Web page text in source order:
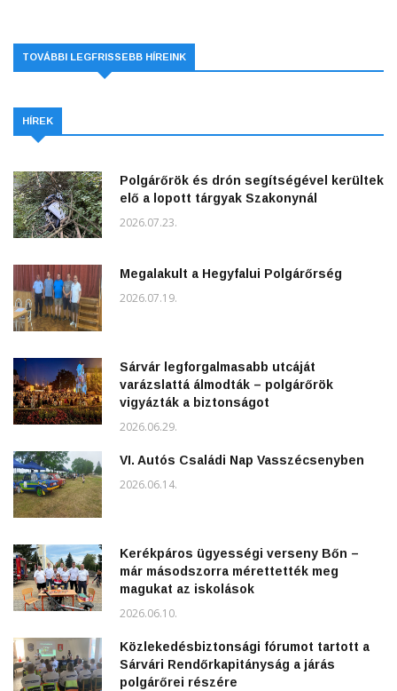
TOVÁBBI LEGFRISSEBB HÍREINK
HÍREK
Polgárőrök és drón segítségével kerültek
elő a lopott tárgyak Szakonynál
2026.07.23.
Megalakult a Hegyfalui Polgárőrség
2026.07.19.
Sárvár legforgalmasabb utcáját
varázslattá álmodták – polgárőrök
vigyázták a biztonságot
2026.06.29.
VI. Autós Családi Nap Vasszécsenyben
2026.06.14.
Kerékpáros ügyességi verseny Bőn –
már másodszorra mérettették meg
magukat az iskolások
2026.06.10.
Közlekedésbiztonsági fórumot tartott a
Sárvári Rendőrkapitányság a járás
polgárőrei részére